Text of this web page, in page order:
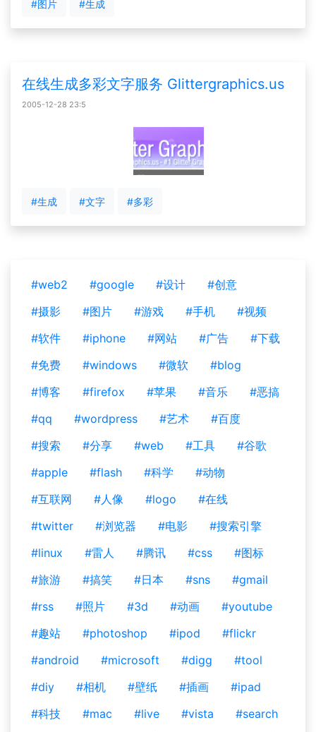
#图片 #生成
在线生成多彩文字服务 Glittergraphics.us
2005-12-28 23:5
#生成 #文字 #多彩
#web2 #google #设计
#创意
#摄影
#图片 #游戏 #手机
#视频
#软件
#iphone #网站 #广告
#下载
#免费
#windows #微软
#blog
#博客
#firefox #苹果 #音乐
#恶搞
#qq
#wordpress #艺术
#百度
#搜索
#分享 #web #工具
#谷歌
#apple
#flash #科学
#动物
#互联网
#人像 #logo
#在线
#twitter
#浏览器 #电影
#搜索引擎
#linux
#雷人 #腾讯 #css
#图标
#旅游
#搞笑 #日本 #sns
#gmail
#rss
#照片 #3d #动画
#youtube
#趣站
#photoshop #ipod
#flickr
#android
#microsoft #digg
#tool
#diy
#相机 #壁纸 #插画
#ipad
#科技
#mac #live #vista
#search